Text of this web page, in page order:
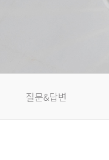
질문&답변